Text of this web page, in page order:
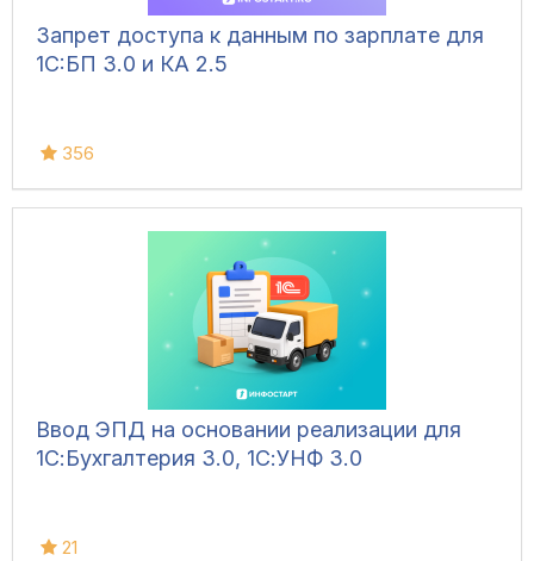
Запрет доступа к данным по зарплате для
1C:БП 3.0 и КА 2.5
356
Ввод ЭПД на основании реализации для
1С:Бухгалтерия 3.0, 1С:УНФ 3.0
21